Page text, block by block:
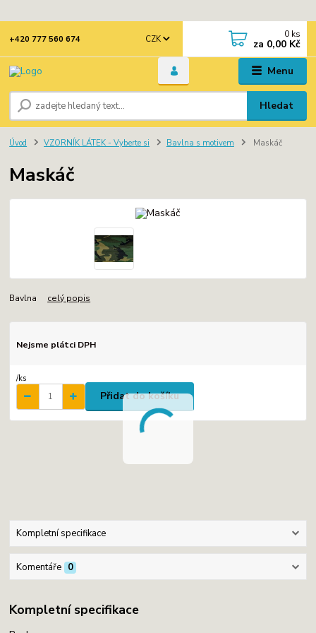
Menu
CZK
Hledat
+420 777 560 674 0 ks
za 0,00 Kč
Úvod VZORNÍK LÁTEK - Vyberte si Bavlna s motivem Maskáč
Maskáč
Bavlna celý popis
Nejsme plátci DPH
/ks
Přidat do košíku
Kompletní specifikace
Komentáře 0
Kompletní specifikace